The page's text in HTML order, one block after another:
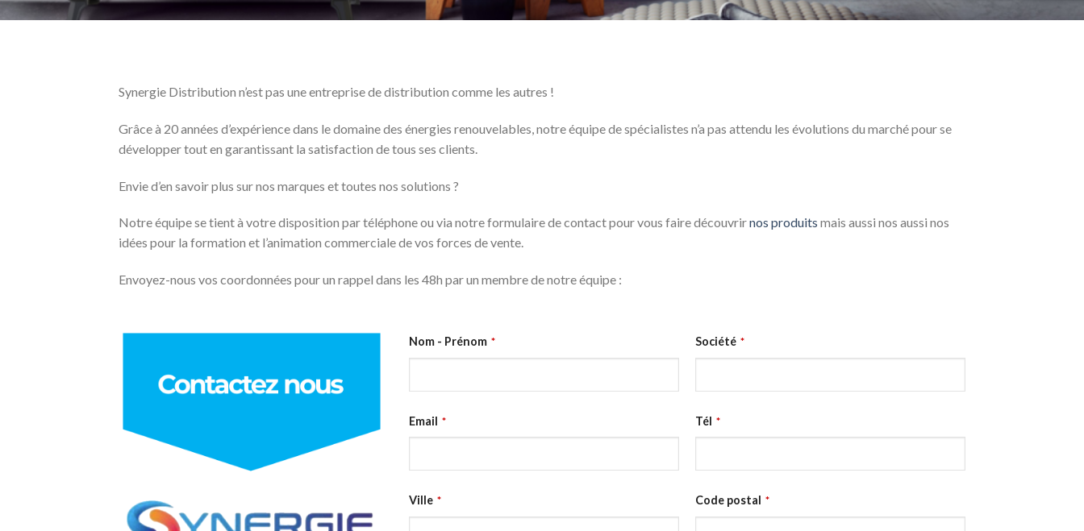
Synergie Distribution n’est pas une entreprise de distribution comme les autres !
Grâce à 20 années d’expérience dans le domaine des énergies renouvelables, notre équipe de spécialistes n’a pas attendu les évolutions du marché pour se
développer tout en garantissant la satisfaction de tous ses clients.
Envie d’en savoir plus sur nos marques et toutes nos solutions ?
Notre équipe se tient à votre disposition par téléphone ou via notre formulaire de contact pour vous faire découvrirnos produits mais aussi nos aussi nos
idées pour la formation et l’animation commerciale de vos forces de vente.
Envoyez-nous vos coordonnées pour un rappel dans les 48h par un membre de notre équipe :
Phone
Number *
Nom - Prénom * Société *
Email * Tél *
Ville * Code postal *